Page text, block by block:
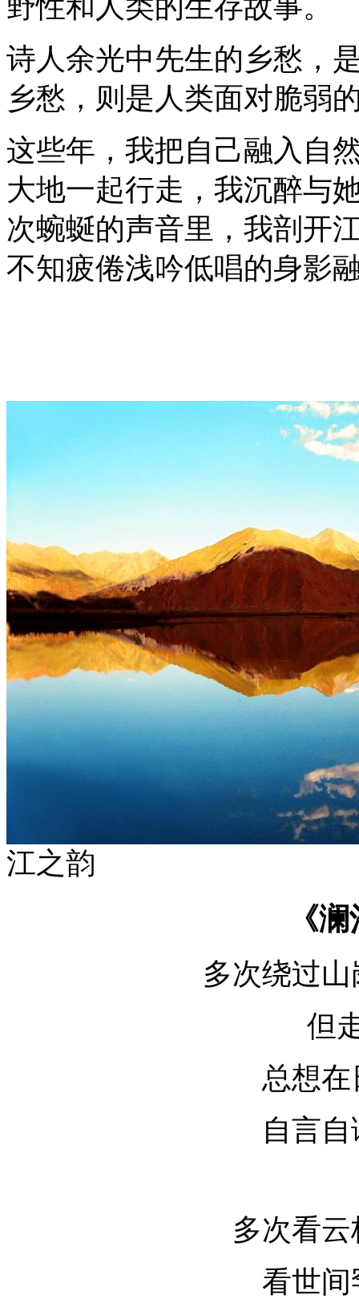
野性和人类的生存故事。
诗人余光中先生的乡愁，
乡愁，则是人类面对脆弱
这些年，我把自己融入自
大地一起行走，我沉醉与
次蜿蜒的声音里，我剖开
不知疲倦浅吟低唱的身影
江之韵
《
多次绕过
但
总想
自言
多次看
看世间